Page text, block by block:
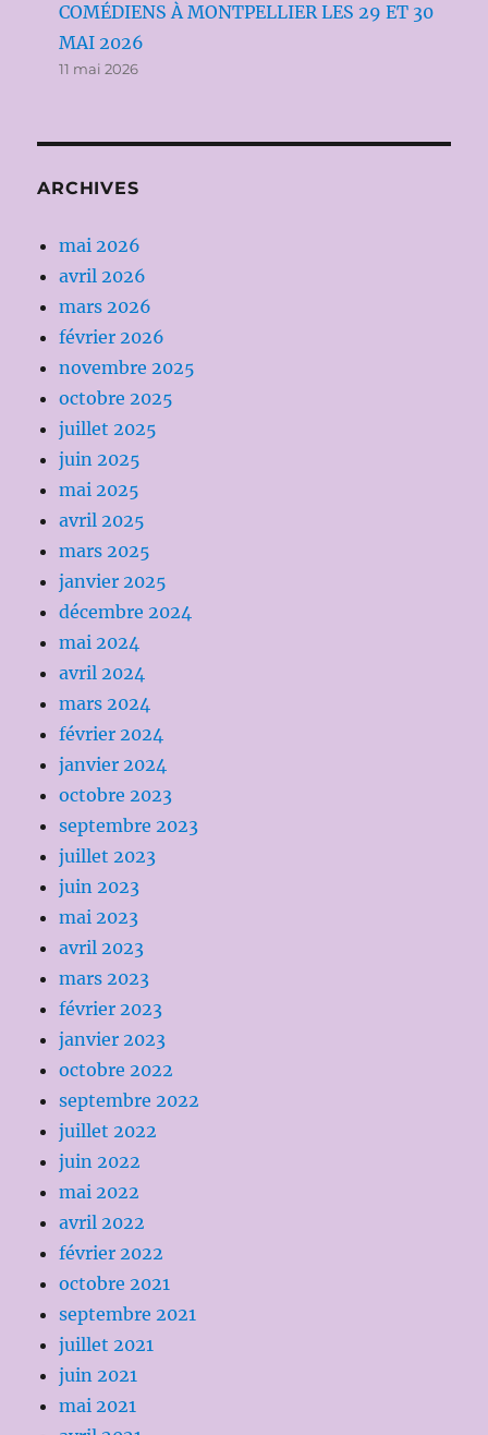
COMÉDIENS À MONTPELLIER LES 29 ET 30
MAI 2026
11 mai 2026
ARCHIVES
mai 2026
avril 2026
mars 2026
février 2026
novembre 2025
octobre 2025
juillet 2025
juin 2025
mai 2025
avril 2025
mars 2025
janvier 2025
décembre 2024
mai 2024
avril 2024
mars 2024
février 2024
janvier 2024
octobre 2023
septembre 2023
juillet 2023
juin 2023
mai 2023
avril 2023
mars 2023
février 2023
janvier 2023
octobre 2022
septembre 2022
juillet 2022
juin 2022
mai 2022
avril 2022
février 2022
octobre 2021
septembre 2021
juillet 2021
juin 2021
mai 2021